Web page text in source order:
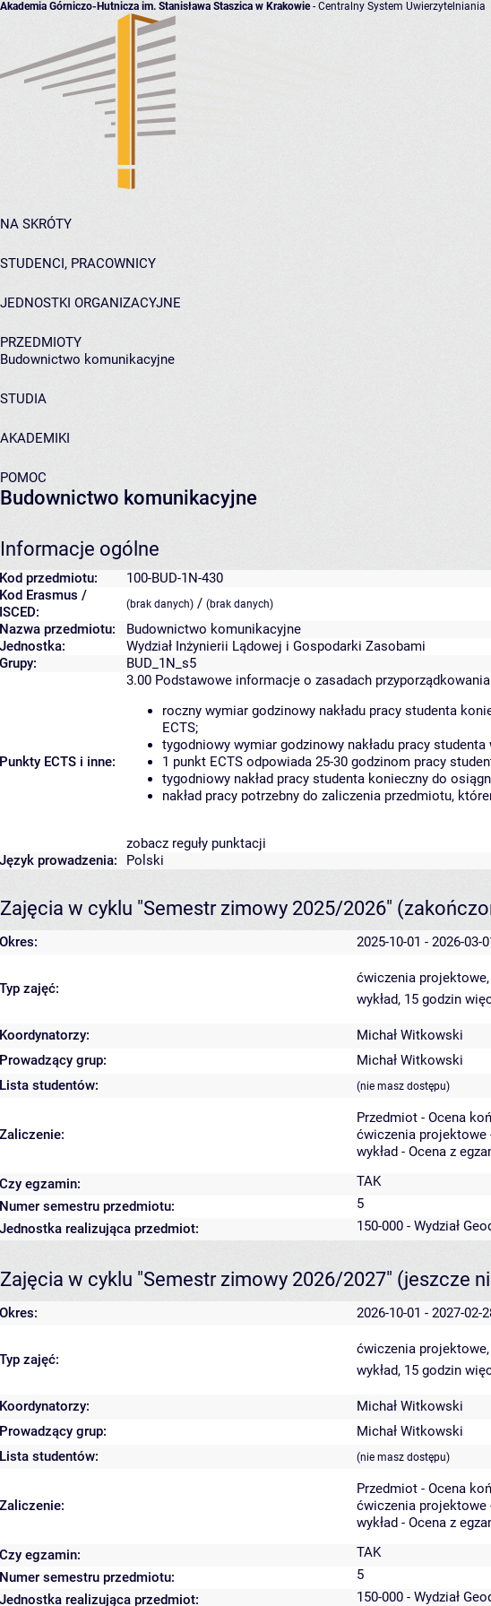
Akademia Górniczo-Hutnicza im. Stanisława Staszica w Krakowie- Centralny System Uwierzytelniania
NA SKRÓTY
STUDENCI, PRACOWNICY
JEDNOSTKI ORGANIZACYJNE
PRZEDMIOTY
Budownictwo komunikacyjne
STUDIA
AKADEMIKI
POMOC
Budownictwo komunikacyjne
Informacje ogólne
Kod przedmiotu:
100-BUD-1N-430
Kod Erasmus /
ISCED:
(brak danych) / (brak danych)
Nazwa przedmiotu:
Budownictwo komunikacyjne
Jednostka:
Wydział Inżynierii Lądowej i Gospodarki Zasobami
Grupy:
BUD_1N_s5
Punkty ECTS i inne:
3.00 Podstawowe informacje o zasadach
roczny wymiar godzinowy nakładu pracy studenta
ECTS;
tygodniowy wymiar godzinowy nakładu pracy studenta
1 punkt ECTS odpowiada 25-30 godzinom pracy
tygodniowy nakład pracy studenta konieczny do
nakład pracy potrzebny do zaliczenia przedmiotu,
zobacz reguły punktacji
Język prowadzenia:
Polski
Zajęcia w cyklu "Semestr zimowy 2025/2026"
Okres: 2025-10-01 - 2026-03-
Typ zajęć:
ćwiczenia
wykład, 15 godzin
Koordynatorzy:
Michał Witkowski
Prowadzący grup:
Michał Witkowski
Lista studentów:
(nie masz dostępu)
Zaliczenie:
Przedmiot - Ocena
ćwiczenia projektowe
wykład - Ocena z
Czy egzamin:
TAK
Numer semestru przedmiotu:
5
Jednostka realizująca przedmiot:
150-000 - Wydział
Zajęcia w cyklu "Semestr zimowy 2026/2027" (jeszcze
Okres: 2026-10-01 - 2027-02-
Typ zajęć:
ćwiczenia
wykład, 15 godzin
Koordynatorzy:
Michał Witkowski
Prowadzący grup:
Michał Witkowski
Lista studentów:
(nie masz dostępu)
Zaliczenie:
Przedmiot - Ocena
ćwiczenia projektowe
wykład - Ocena z
Czy egzamin:
TAK
Numer semestru przedmiotu:
5
Jednostka realizująca przedmiot:
150-000 - Wydział